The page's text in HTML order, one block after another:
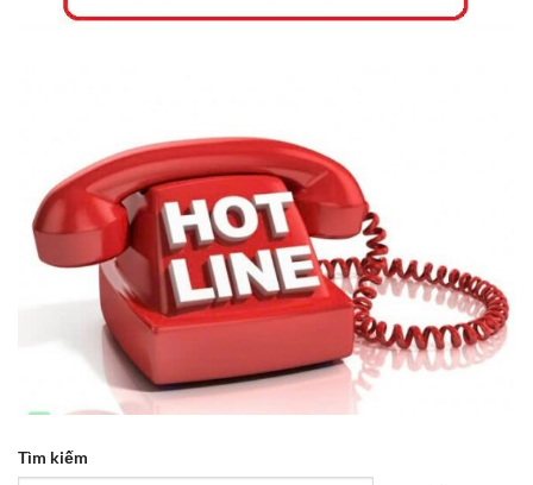
Tìm kiếm